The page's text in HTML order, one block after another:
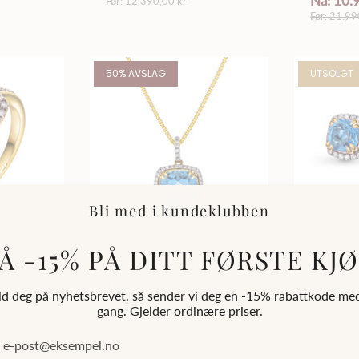
Bli med i kundeklubben
-15% PÅ DITT FØRSTE
deg på nyhetsbrevet, så sender vi deg en -15% rabattkode
gang. Gjelder ordinære priser.
Før:
50% AVSLAG
Bloom Diamantanheng i Gult
Gull - 0.20ct tw/si Diamanter
(585)
Nå: 9.990,00 kr
Før: 19.990,00 kr
UTSOLGT
Bloom
Gull -
(585)
Utsolgt